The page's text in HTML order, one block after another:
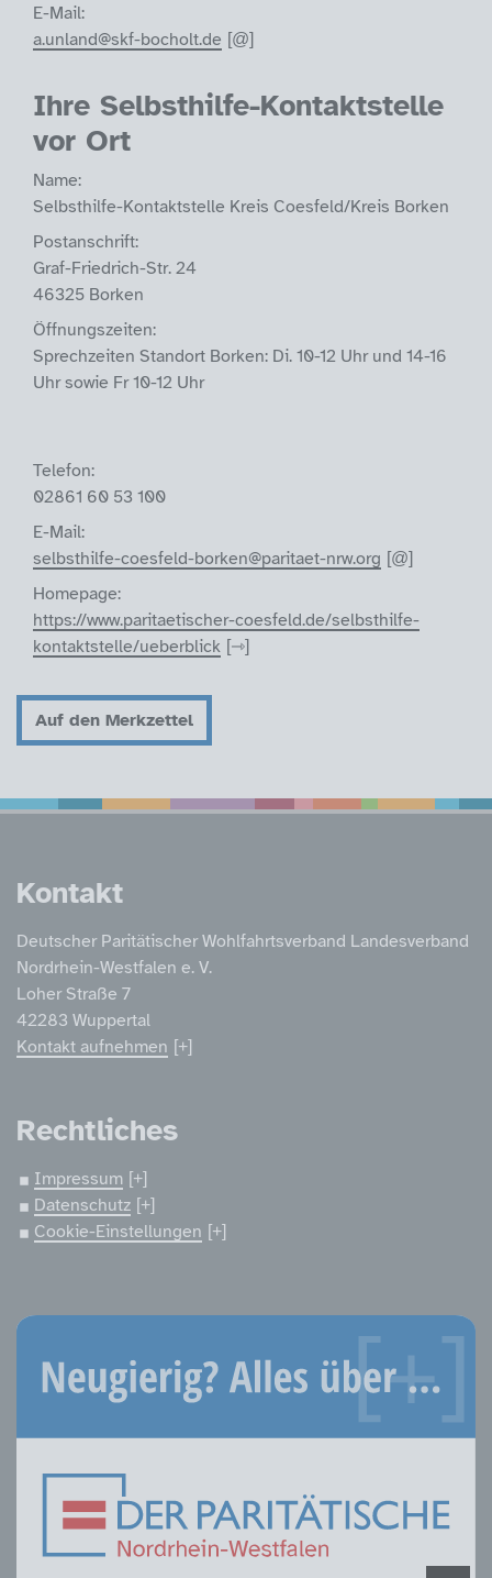
E-Mail:
a.unland@skf-bocholt.de
Ihre Selbsthilfe-Kontaktstelle
vor Ort
Name:
Selbsthilfe-Kontaktstelle Kreis Coesfeld/Kreis Borken
Postanschrift:
Graf-Friedrich-Str. 24
46325 Borken
Öffnungszeiten:
Sprechzeiten Standort Borken: Di. 10-12 Uhr und 14-16
Uhr sowie Fr 10-12 Uhr
Telefon:
02861 60 53 100
E-Mail:
selbsthilfe-coesfeld-borken@paritaet-nrw.org
Homepage:
https://www.paritaetischer-coesfeld.de/selbsthilfe-
kontaktstelle/ueberblick
Auf den Merkzettel
Service
Kontakt
Deutscher Paritätischer Wohlfahrtsverband Landesverband
Nordrhein-Westfalen e. V.
Loher Straße 7
42283 Wuppertal
Kontakt aufnehmen
Rechtliches
Impressum
Datenschutz
Cookie-Einstellungen